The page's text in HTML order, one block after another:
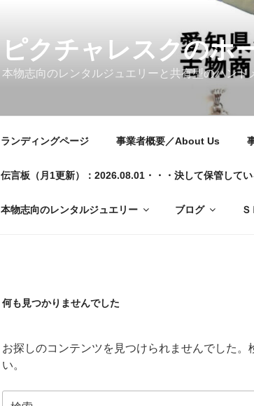
ピクチャレスクのホ
本物志向のレンタルジュエリーと共有型のハンド
ランディングページ 事業者概要／About Us
伝言板（月1更新）：2026.08.01・・・決して保管して
本物志向のレンタルジュエリー ブログ Ｓ
何も見つかりませんでした
お探しのコンテンツを見つけられませんでした。
い。